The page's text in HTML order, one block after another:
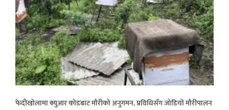
फेदीखोलामा क्युआर कोडबाट मौरीको अनुगमन, प्रविधिसँग जोडियो मौरीपालन